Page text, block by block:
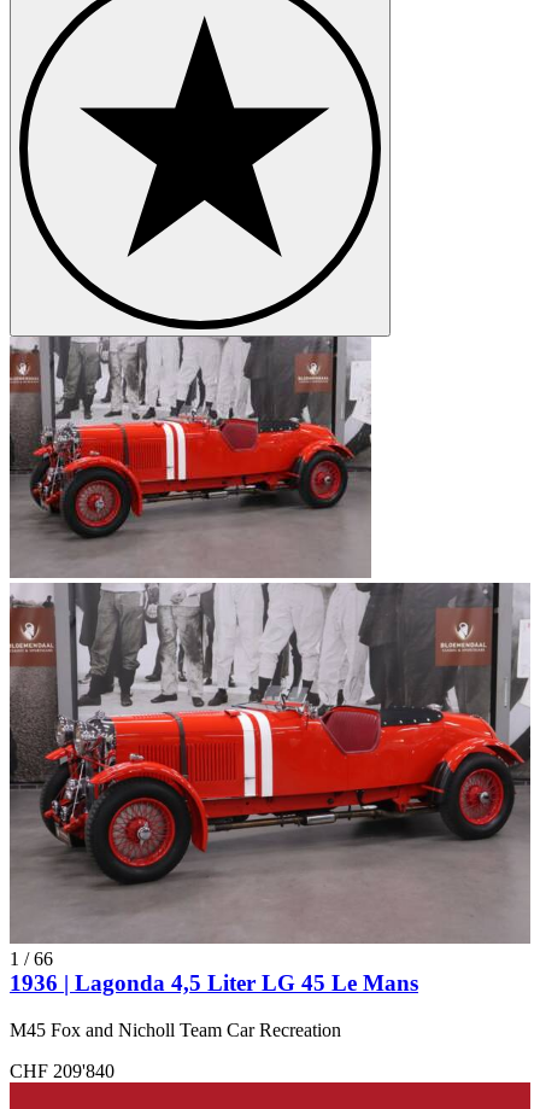
1 /66
1936 | Lagonda 4,5 Liter LG 45 Le Mans
M45 Fox and Nicholl Team Car Recreation
CHF 209'840